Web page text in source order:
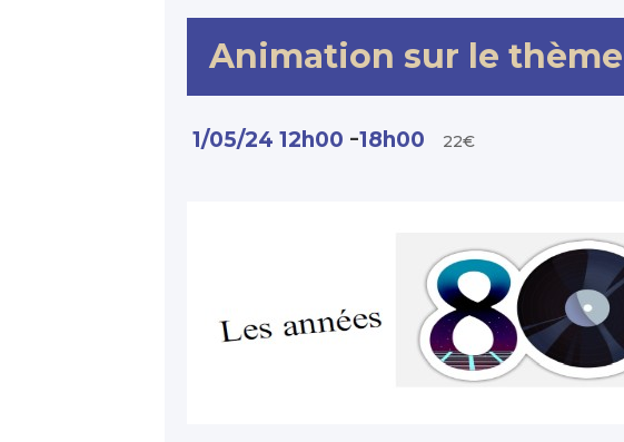
Animation sur le
1/05/24 12h00 -18h00 22€